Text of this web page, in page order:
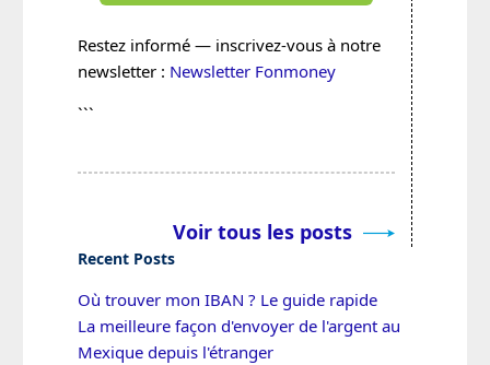
Restez informé — inscrivez-vous à notre
newsletter : Newsletter Fonmoney
```
Voir tous les posts
Recent Posts
Où trouver mon IBAN ? Le guide rapide
La meilleure façon d'envoyer de l'argent au
Mexique depuis l'étranger